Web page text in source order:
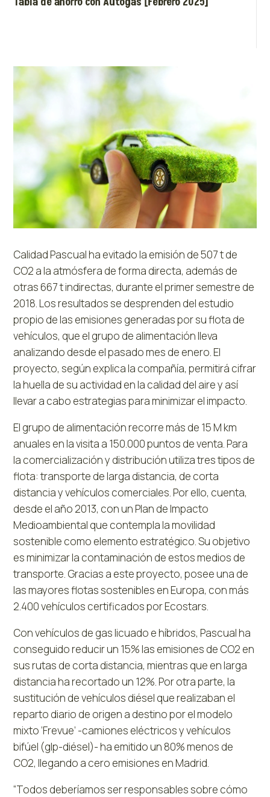
Calidad Pascualha evitado la emisión de 507 t de
CO2 a la atmósfera de forma directa, además de
otras 667 t indirectas, durante el primer semestre de
2018. Los resultados se desprenden del estudio
propio de las emisiones generadaspor su flota de
vehículos, que el grupo de alimentación lleva
analizando desde el pasado mes de enero. El
proyecto, según explica la compañía, permitirá cifrar
la huella de su actividad en la calidad del aire y así
llevar a cabo estrategias para minimizar el impacto.
El grupo de alimentación recorre más de 15 M km
anuales en la visita a 150.000 puntos de venta. Para
la comercialización y distribución utiliza tres tipos de
flota: transporte de larga distancia, de corta
distancia y vehículos comerciales. Por ello, cuenta,
desde el año 2013, con un Plan de Impacto
Medioambiental que contempla la movilidad
sostenible como elemento estratégico. Su objetivo
es minimizar la contaminación de estos medios de
transporte. Gracias a este proyecto, posee una de
las mayores flotas sostenibles en Europa, con más
2.400 vehículos certificados por Ecostars.
Con vehículos de gas licuado e híbridos, Pascual ha
conseguido reducir un 15% las emisiones de CO2 en
sus rutas de corta distancia, mientras que en larga
distancia ha recortado un 12%. Por otra parte, la
sustitución de vehículos diésel que realizaban el
reparto diario de origen a destino por el modelo
mixto ‘Frevue’ -camiones eléctricos y vehículos
bifúel (glp-diésel)- ha emitido un 80% menos de
CO2, llegando a cero emisiones en Madrid.
“Todos deberíamos ser responsables sobre cómo